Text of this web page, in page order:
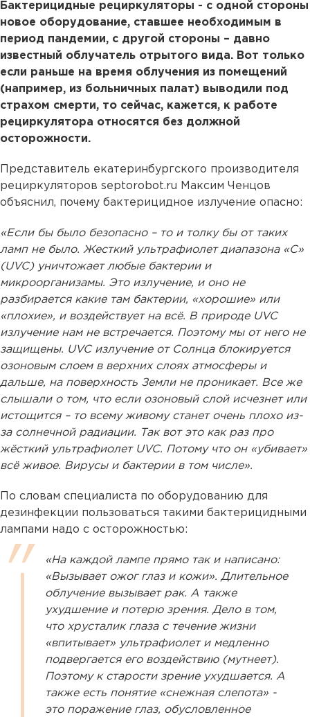
Бактерицидные рециркуляторы - с одной стороны
новое оборудование, ставшее необходимым в
период пандемии, с другой стороны – давно
известный облучатель отрытого вида. Вот только
если раньше на время облучения из помещений
(например, из больничных палат) выводили под
страхом смерти, то сейчас, кажется, к работе
рециркулятора относятся без должной
осторожности.
Представитель екатеринбургского производителя
рециркуляторов septorobot.ru Максим Ченцов
объяснил, почему бактерицидное излучение опасно:
«Если бы было безопасно – то и толку бы от таких
ламп не было. Жесткий ультрафиолет диапазона «С»
(UVC) уничтожает любые бактерии и
микроорганизамы. Это излучение, и оно не
разбирается какие там бактерии, «хорошие» или
«плохие», и воздействует на всё. В природе UVC
излучение нам не встречается. Поэтому мы от него не
защищены. UVC излучение от Солнца блокируется
озоновым слоем в верхних слоях атмосферы и
дальше, на поверхность Земли не проникает. Все же
слышали о том, что если озоновый слой исчезнет или
истощится – то всему живому станет очень плохо из-
за солнечной радиации. Так вот это как раз про
жёсткий ультрафиолет UVC. Потому что он «убивает»
всё живое. Вирусы и бактерии в том числе».
По словам специалиста по оборудованию для
дезинфекции пользоваться такими бактерицидными
лампами надо с осторожностью:
«На каждой лампе прямо так и написано:
«Вызывает ожог глаз и кожи». Длительное
облучение вызывает рак. А также
ухудшение и потерю зрения. Дело в том,
что хрусталик глаза с течение жизни
«впитывает» ультрафиолет и медленно
подвергается его воздействию (мутнеет).
Поэтому к старости зрение ухудшается. А
также есть понятие «снежная слепота» -
это поражение глаз, обусловленное